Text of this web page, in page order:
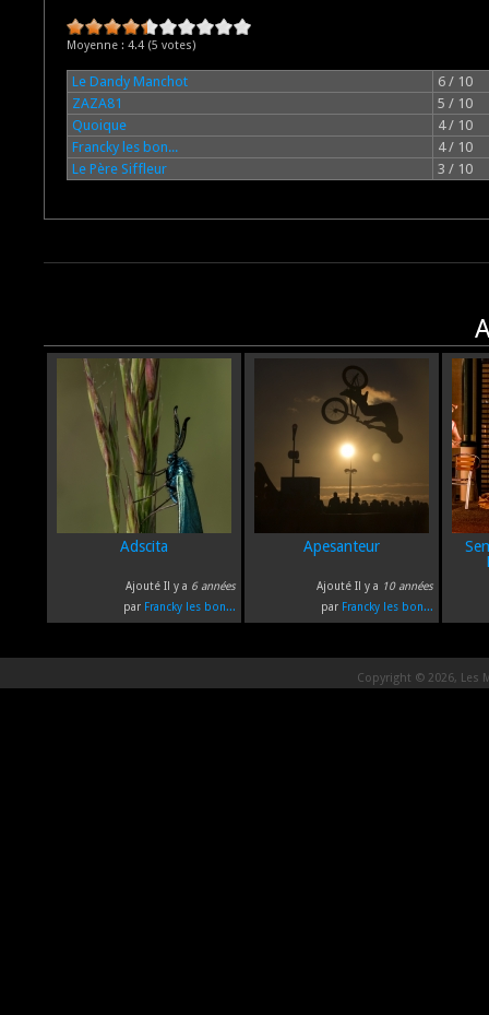
Moyenne : 4.4 (5 votes)
Le Dandy Manchot
6 / 10
ZAZA81
5 / 10
Quoique
4 / 10
Francky les bon...
4 / 10
Le Père Siffleur
3 / 10
Adscita
Ajouté Il y a 6 années
par Francky les bon...
Apesanteur
Ajouté Il y a 10 années
par Francky les bon...
Copyright © 2026, Les